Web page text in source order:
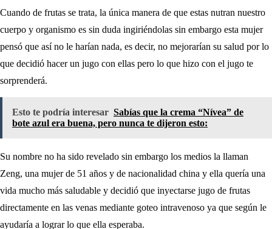
Cuando de frutas se trata, la única manera de que estas nutran nuestro
cuerpo y organismo es sin duda ingiriéndolas sin embargo esta mujer
pensó que así no le harían nada, es decir, no mejorarían su salud por lo
que decidió hacer un jugo con ellas pero lo que hizo con el jugo te
sorprenderá.
Esto te podría interesar Sabías que la crema “Nívea” de
bote azul era buena, pero nunca te dijeron esto:
Su nombre no ha sido revelado sin embargo los medios la llaman
Zeng, una mujer de 51 años y de nacionalidad china y ella quería una
vida mucho más saludable y decidió que inyectarse jugo de frutas
directamente en las venas mediante goteo intravenoso ya que según le
ayudaría a lograr lo que ella esperaba.